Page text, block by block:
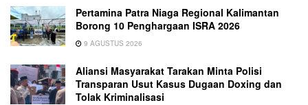
Pertamina Patra Niaga Regional Kalimantan
Borong 10 Penghargaan ISRA 2026
9 AGUSTUS 2026
Aliansi Masyarakat Tarakan Minta Polisi
Transparan Usut Kasus Dugaan Doxing dan
Tolak Kriminalisasi